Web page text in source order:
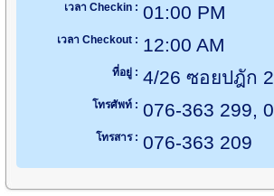
เวลา Checkin : 01:00 PM
เวลา Checkout : 12:00 AM
ที่อยู่ : 4/26 ซอยปฎัก
โทรศัพท์ : 076-363 299,
โทรสาร : 076-363 209